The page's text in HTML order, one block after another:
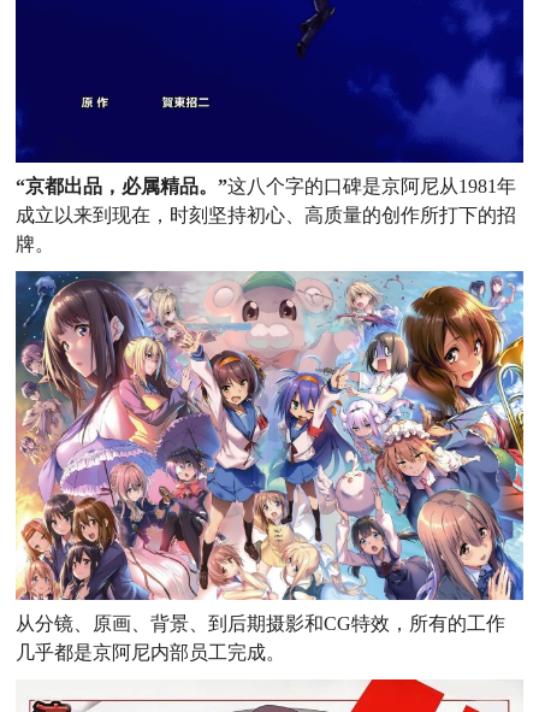
“京都出品，必属精品。”这八个字的口碑是京阿尼从1981年
成立以来到现在，时刻坚持初心、高质量的创作所打下的招
牌。
从分镜、原画、背景、到后期摄影和CG特效，所有的工作
几乎都是京阿尼内部员工完成。